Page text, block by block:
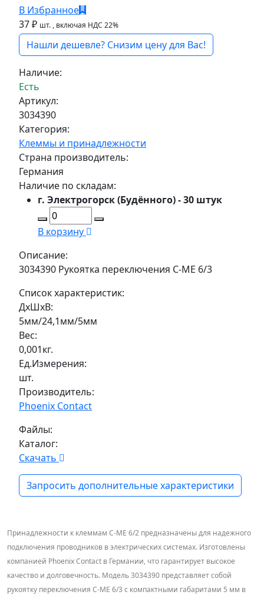
В Избранное
37 ₽ шт. , включая НДС 22%
Нашли дешевле? Снизим цену для Вас!
Наличие:
Есть
Артикул:
3034390
Категория:
Клеммы и принадлежности
Страна производитель:
Германия
Наличие по складам:
г. Электрогорск (Будённого) - 30 штук
В корзину
Описание:
3034390 Рукоятка переключения C-ME 6/3
Список характеристик:
ДxШxВ:
5мм/24,1мм/5мм
Вес:
0,001кг.
Ед.Измерения:
шт.
Производитель:
Phoenix Contact
Файлы:
Каталог:
Скачать
Запросить дополнительные характеристики
Принадлежности к клеммам C-ME 6/2 предназначены для надежного
подключения проводников в электрических системах. Изготовлены
компанией Phoenix Contact в Германии, что гарантирует высокое
качество и долговечность. Модель 3034390 представляет собой
рукоятку переключения C-ME 6/3 с компактными габаритами 5 мм в